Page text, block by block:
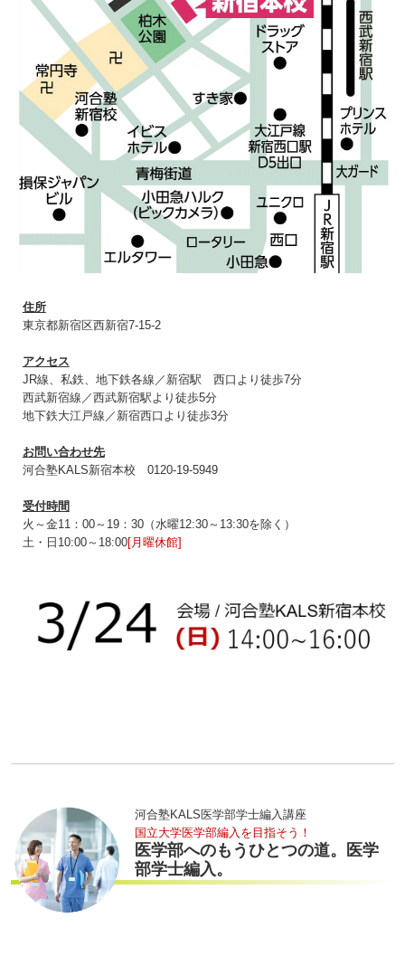
住所
東京都新宿区西新宿7-15-2
アクセス
JR線、私鉄、地下鉄各線／新宿駅 西口より徒歩7分
西武新宿線／西武新宿駅より徒歩5分
地下鉄大江戸線／新宿西口より徒歩3分
お問い合わせ先
河合塾KALS新宿本校 0120‐19‐5949
受付時間
火～金11：00～19：30（水曜12:30～13:30を除く）
土・日10:00～18:00[月曜休館]
河合塾KALS医学部学士編入講座
国立大学医学部編入を目指そう！
医学部へのもうひとつの道。医学
部学士編入。